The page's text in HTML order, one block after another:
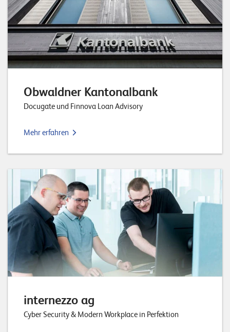
Obwaldner Kantonalbank
Docugate und Finnova Loan Advisory
Mehr erfahren
internezzo ag
Cyber Security & Modern Workplace in Perfektion